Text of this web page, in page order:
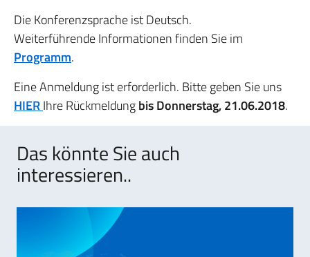
Die Konferenzsprache ist Deutsch.
Weiterführende Informationen finden Sie im
Programm.
Eine Anmeldung ist erforderlich. Bitte geben Sie uns
HIERIhre Rückmeldungbis Donnerstag, 21.06.2018.
Das könnte Sie auch
interessieren..